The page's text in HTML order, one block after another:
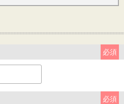
必須
必須